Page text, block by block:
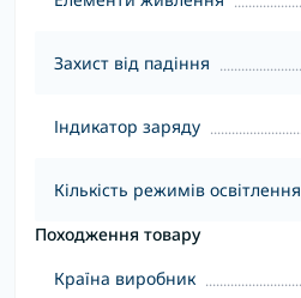
Захист від падіння
Індикатор заряду
Кількість режимів освітлення
Походження товару
Країна виробник